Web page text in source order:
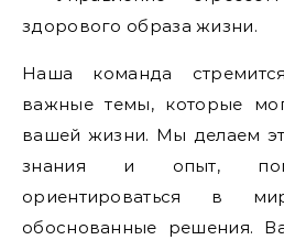
здорового образа жизни.
Наша команда
важные темы, которые
вашей жизни. Мы делаем
знания и опыт,
ориентироваться в
обоснованные решения.